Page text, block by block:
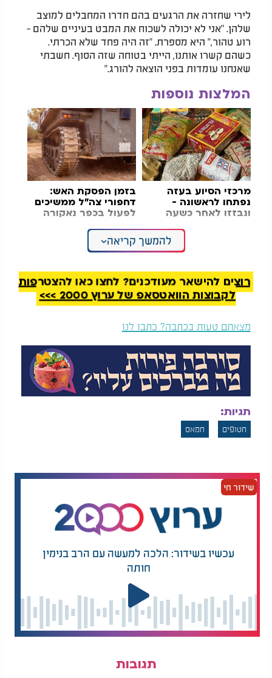
לירי שחזרה את הרגעים בהם חדרו המחבלים למוצב
שלהן. "אני לא יכולה לשכוח את המבט בעיניים שלהם -
רוע טהור," היא מספרת. "זה היה פחד שלא הכרתי.
כשהם קשרו אותנו, הייתי בטוחה שזה הסוף. חשבתי
שאנחנו עומדות בפני הוצאה להורג."
המלצות נוספות
מרכזי הסיוע בעזה
נפתחו לראשונה -
ונבזזו לאחר כשעה
בזמן הפסקת האש:
דחפורי צה"ל ממשיכים
לפעול בכפר נאקורה
לדבריה, באותו רגע נאלצה להפעיל אינסטינקטים של
הישרדות. "חשבתי רק איך לצאת משם בחיים. המחבלים
באות איתנו לעזה.' זה היה הרגע שבו הבנתי שאין לנו
ברירה - אמרנו להם 'כן, ניקח אותנו.'"
לירי הייתה בין ארבע התצפיתניות ששוחררו יחד מהשבי
בסוף ינואר, לאחר 477 ימים בשבי חמאס. לצידה
שוחררו קרינה ארייב, נעמה לוי ודניאלה גלבוע, ואילו
אגם ברגר שוחררה בשלב מאוחר יותר.
עדותה של לירי, כמו גם של יתר השבויים שחזרו,
ממשיכה לשפוך אור על הזוועות שעברו החטופים ועל
ההתמודדות הלא פשוטה עם החזרה לחיים.
להמשך קריאה
רוצים להישאר מעודכנים? לחצו כאן להצטרפות
לקבוצות הוואטסאפ של ערוץ 2000 >>>
מצאתם טעות בכתבה? כתבו לנו
תגיות:
חטופים חמאס
שידור חי
עכשיו בשידור: הלכה למעשה עם הרב בנימין
חותה
תגובות